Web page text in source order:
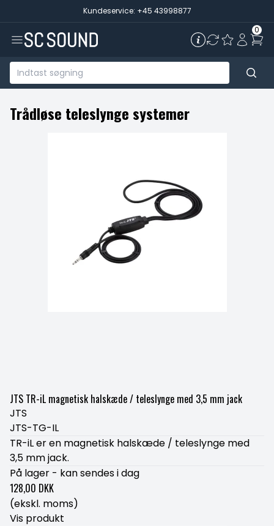
Kundeservice: +45 43998877
0
Trådløse teleslynge systemer
JTS TR-iL magnetisk halskæde / teleslynge med 3,5 mm jack
JTS
JTS-TG-IL
TR-iL er en magnetisk halskæde / teleslynge med
3,5 mm jack.
På lager - kan sendes i dag
128,00 DKK
(ekskl. moms)
Vis produkt